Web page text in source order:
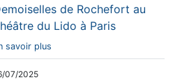
de Rochefort au
du Lido à Paris
savoir plus
07/2025